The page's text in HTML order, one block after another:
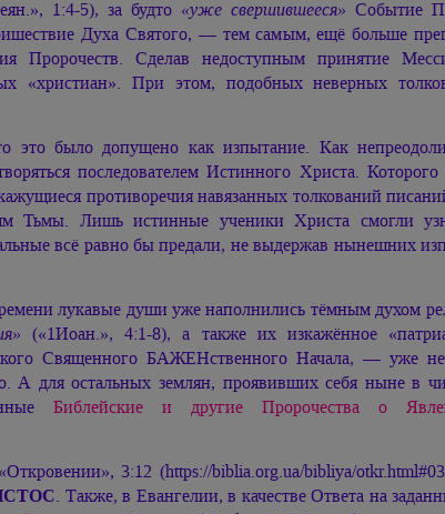
1:4-5), за будто «уже свершившееся» Событие
Духа Святого, — тем самым, ещё больше
Пророчеств. Сделав недоступным принятие
«христиан». При этом, подобных неверных
это было допущено как изпытание. Как
последователем Истинного Христа.
противоречия навязанных толкований
Тьмы. Лишь истинные ученики Христа смогли
всё равно бы предали, не выдержав нынешних
лукавые души уже наполнились тёмным духом
(«1Иоан.», 4:1-8), а также их изкажённое
Священного БАЖЕНственного Начала, — уже
А для остальных землян, проявивших себя ныне в
Библейские и другие Пророчества о
«Откровении», 3:12 (https://biblia.org.ua/bibliya/
. Также, в Евангелии, в качестве Ответа на